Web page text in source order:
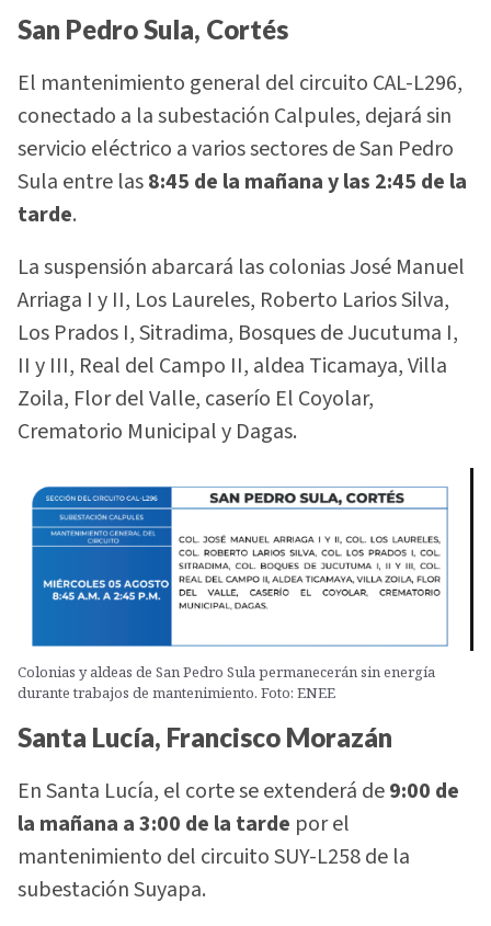
San Pedro Sula, Cortés
El mantenimiento general del circuito CAL-L296,
conectado a la subestación Calpules, dejará sin
servicio eléctrico a varios sectores de San Pedro
Sula entre las8:45 de la mañana y las 2:45 de la
tarde.
La suspensión abarcará las colonias José Manuel
Arriaga I y II, Los Laureles, Roberto Larios Silva,
Los Prados I, Sitradima, Bosques de Jucutuma I,
II y III, Real del Campo II, aldea Ticamaya, Villa
Zoila, Flor del Valle, caserío El Coyolar,
Crematorio Municipal y Dagas.
Colonias y aldeas de San Pedro Sula permanecerán sin energía
durante trabajos de mantenimiento. Foto: ENEE
Santa Lucía, Francisco Morazán
En Santa Lucía, el corte se extenderá de9:00 de
la mañana a 3:00 de la tarde por el
mantenimiento del circuito SUY-L258 de la
subestación Suyapa.